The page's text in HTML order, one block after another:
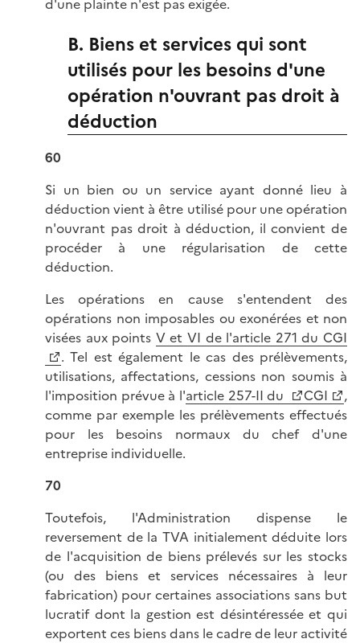
B. Biens et services qui sont
utilisés pour les besoins d'une
opération n'ouvrant pas droit à
déduction
60
Si un bien ou un service ayant donné lieu à
déduction vient à être utilisé pour une opération
n'ouvrant pas droit à déduction, il convient de
procéder à une régularisation de cette
déduction.
Les opérations en cause s'entendent des
opérations non imposables ou exonérées et non
visées aux points V et VI de l'article 271 du CGI
. Tel est également le cas des prélèvements,
utilisations, affectations, cessions non soumis à
l'imposition prévue à l'article 257-II du CGI
,
comme par exemple les prélèvements effectués
pour les besoins normaux du chef d'une
entreprise individuelle.
70
Toutefois, l'Administration dispense le
reversement de la TVA initialement déduite lors
de l'acquisition de biens prélevés sur les stocks
(ou des biens et services nécessaires à leur
fabrication) pour certaines associations sans but
lucratif dont la gestion est désintéressée et qui
exportent ces biens dans le cadre de leur activité